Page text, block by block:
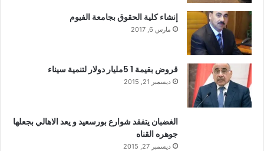
إنشاء كلية الحقوق بجامعة الفيوم
مارس 6, 2017
قروض بقيمة 1 5مليار دولار لتنمية سيناء
ديسمبر 21, 2015
الغضبان يتفقد شوارع بورسعيد و يعد الاهالي بجعلها
جوهره القناه
ديسمبر 27, 2015